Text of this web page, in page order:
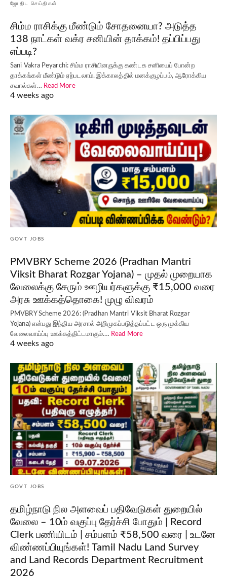
ஜோதிட செய்திகள்
சிம்ம ராசிக்கு மீண்டும் சோதனையா? அடுத்த
138 நாட்கள் வக்ர சனியின் தாக்கம்! தப்பிப்பது
எப்படி?
Sani Vakra Peyarchi: சிம்ம ராசியினருக்கு கண்டக சனியைப் போன்ற
தாக்கங்கள் மீண்டும் ஏற்படலாம். இக்காலத்தில் மனக்குழப்பம், ஆரோக்கிய
சவால்கள்… Read More
4 weeks ago
GOVT JOBS
PMVBRY Scheme 2026 (Pradhan Mantri
Viksit Bharat Rozgar Yojana) – முதல் முறையாக
வேலைக்கு சேரும் ஊழியர்களுக்கு ₹15,000 வரை
அரசு ஊக்கத்தொகை! முழு விவரம்
PMVBRY Scheme 2026: (Pradhan Mantri Viksit Bharat Rozgar
Yojana) என்பது இந்திய அரசால் அறிமுகப்படுத்தப்பட்ட ஒரு முக்கிய
வேலைவாய்ப்பு ஊக்கத்திட்டமாகும்.… Read More
4 weeks ago
GOVT JOBS
தமிழ்நாடு நில அளவைப் பதிவேடுகள் துறையில்
வேலை – 10ம் வகுப்பு தேர்ச்சி போதும் | Record
Clerk பணியிடம் | சம்பளம் ₹58,500 வரை | உடனே
விண்ணப்பியுங்கள்! Tamil Nadu Land Survey
and Land Records Department Recruitment
2026